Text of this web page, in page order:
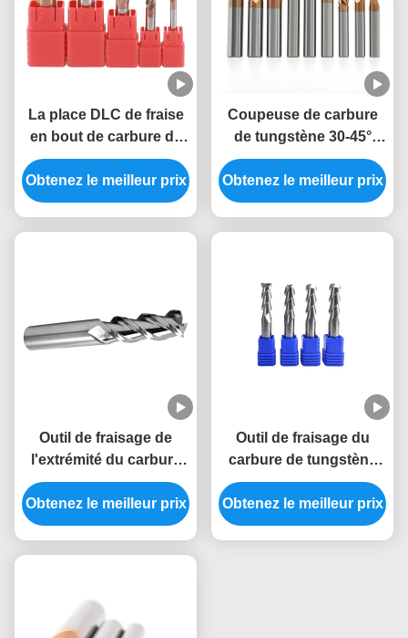
La place DLC de fraise
en bout de carbure de
tungstène HRC55 du
diamètre 4mm a enduit
des fraises en bout
Obtenez le meilleur prix
Coupeuse de carbure
de tungstène 30-45°
Angle hélicoïdal 2-4
flûtes 200-3000m/min
Vitesse de coupe
Obtenez le meilleur prix
Outil de fraisage de
l'extrémité du carbure
de tungstène avec 2-4
flûtes
Obtenez le meilleur prix
Outil de fraisage du
carbure de tungstène
0,1-6 mm/min Vitesse
d'alimentation 50-150
mm Longueur totale
Obtenez le meilleur prix